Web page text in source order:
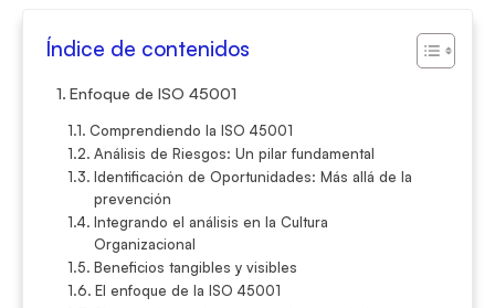
Índice de contenidos
Enfoque de ISO 45001
Comprendiendo la ISO 45001
Análisis de Riesgos: Un pilar fundamental
Identificación de Oportunidades: Más allá de la
prevención
Integrando el análisis en la Cultura
Organizacional
Beneficios tangibles y visibles
El enfoque de la ISO 45001